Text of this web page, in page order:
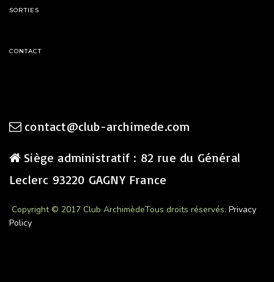
SORTIES
CONTACT
contact@club-archimede.com
Siège administratif : 82 rue du Général
Leclerc 93220 GAGNY France
Copyright © 2017 Club ArchimèdeTous droits réservés. Privacy
Policy